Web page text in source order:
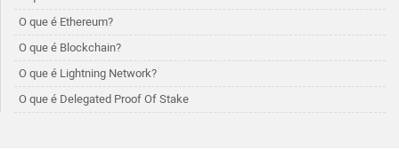
O que é Ethereum?
O que é Blockchain?
O que é Lightning Network?
O que é Delegated Proof Of Stake